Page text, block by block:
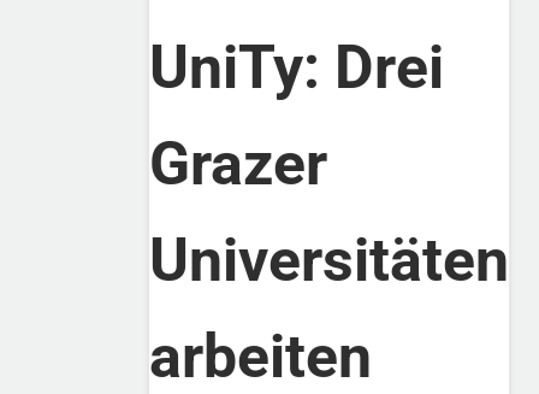
UniTy: Drei
Grazer
Universitäten
arbeiten